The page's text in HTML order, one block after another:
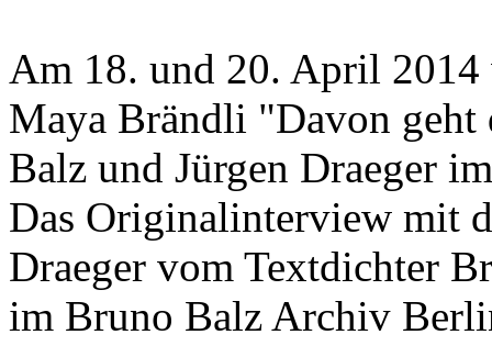
Am 18. und 20. April
Maya Brändli "Davon
Balz und Jürgen Draeger
Das Originalinterview mit
Draeger vom Textdichter
im Bruno Balz Archiv